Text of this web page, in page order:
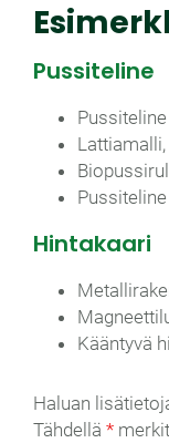
Pussiteline
Lattiamalli,
Hintakaari
Kääntyvä
Haluan
Tähdellä *